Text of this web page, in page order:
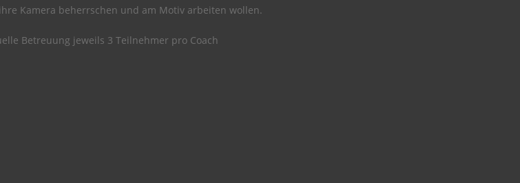
Kamera beherrschen und am Motiv arbeiten wollen.
Betreuung jeweils 3 Teilnehmer pro Coach